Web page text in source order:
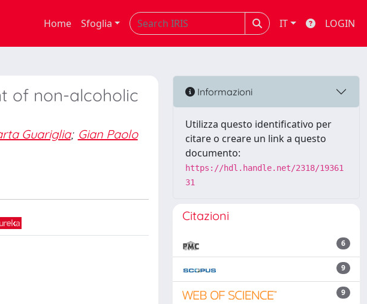
Home Sfoglia IT LOGIN
of non-alcoholic
Guariglia; Gian Paolo
Informazioni
Utilizza questo identificativo per
citare o creare un link a questo
documento:
https://hdl.handle.net/2318/19361
31
Citazioni
6
9
9